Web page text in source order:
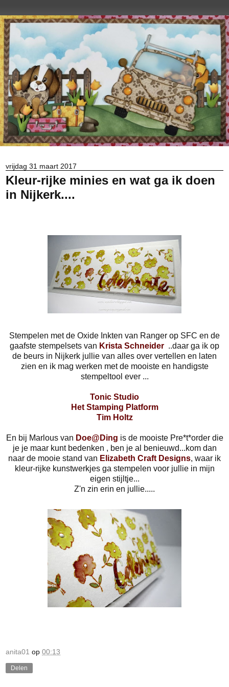
vrijdag 31 maart 2017
Kleur-rijke minies en wat ga ik doen
in Nijkerk....
Stempelen met de Oxide Inkten van Ranger op SFC en de
gaafste stempelsets van Krista Schneider ..daar ga ik op
de beurs in Nijkerk jullie van alles over vertellen en laten
zien en ik mag werken met de mooiste en handigste
stempeltool ever ...
Tonic Studio
Het Stamping Platform
Tim Holtz
En bij Marlous van Doe@Ding is de mooiste Pre*t*order die
je je maar kunt bedenken , ben je al benieuwd...kom dan
naar de mooie stand van Elizabeth Craft Designs, waar ik
kleur-rijke kunstwerkjes ga stempelen voor jullie in mijn
eigen stijltje...
Z'n zin erin en jullie.....
anita01 op 00:13
Delen